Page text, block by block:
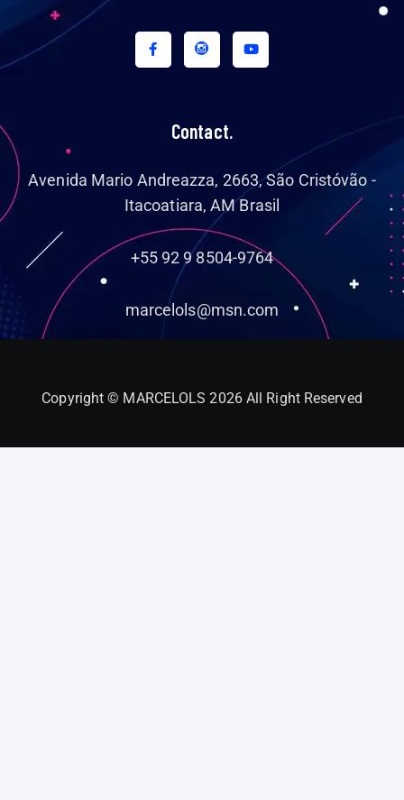
Contact.
Avenida Mario Andreazza, 2663, São Cristóvão -
Itacoatiara, AM Brasil
+55 92 9 8504-9764
marcelols@msn.com
Copyright © MARCELOLS 2026 All Right Reserved